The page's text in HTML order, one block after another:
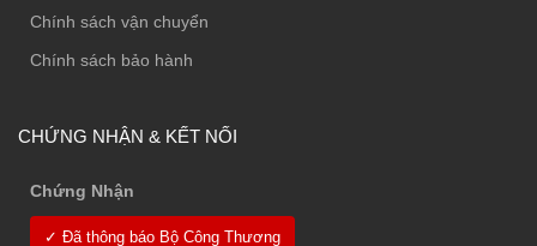
Chính sách vận chuyển
Chính sách bảo hành
CHỨNG NHẬN & KẾT NỐI
Chứng Nhận
✓ Đã thông báo Bộ Công Thương